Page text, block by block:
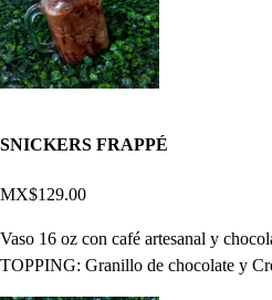
SNICKERS FRAPPÉ
MX$129.00
Vaso 16 oz con café artesanal y
TOPPING: Granillo de chocolate y